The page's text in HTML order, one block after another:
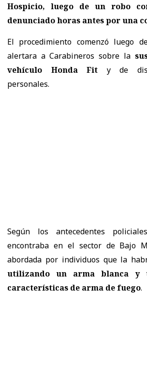
Hospicio, luego de un robo
denunciado horas antes por una
El procedimiento comenzó luego
alertara a Carabineros sobre la
vehículo Honda Fit y de
personales.
Según los antecedentes
encontraba en el sector de Bajo
abordada por individuos que la
utilizando un arma blanca y
características de arma de fuego.